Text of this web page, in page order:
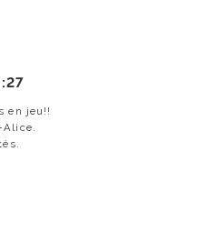
en jeu!!
Alice.